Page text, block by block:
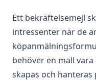
Ett bekräftelsemejl
intressenter när de
behöver en mall
skapas och hanteras